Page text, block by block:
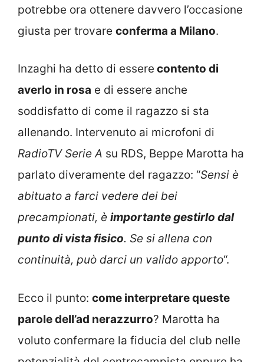
potrebbe ora ottenere davvero l’occasione
giusta per trovare conferma a Milano.
Inzaghi ha detto di essere contento di
averlo in rosa e di essere anche
soddisfatto di come il ragazzo si sta
allenando. Intervenuto ai microfoni di
RadioTV Serie A su RDS, Beppe Marotta ha
parlato diveramente del ragazzo: “Sensi è
abituato a farci vedere dei bei
precampionati, è importante gestirlo dal
punto di vista fisico. Se si allena con
continuità, può darci un valido apporto“.
Ecco il punto: come interpretare queste
parole dell’ad nerazzurro? Marotta ha
voluto confermare la fiducia del club nelle